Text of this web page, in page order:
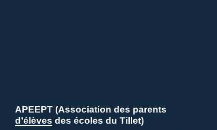
APEEPT (Association des parents
d’élèves des écoles du Tillet)